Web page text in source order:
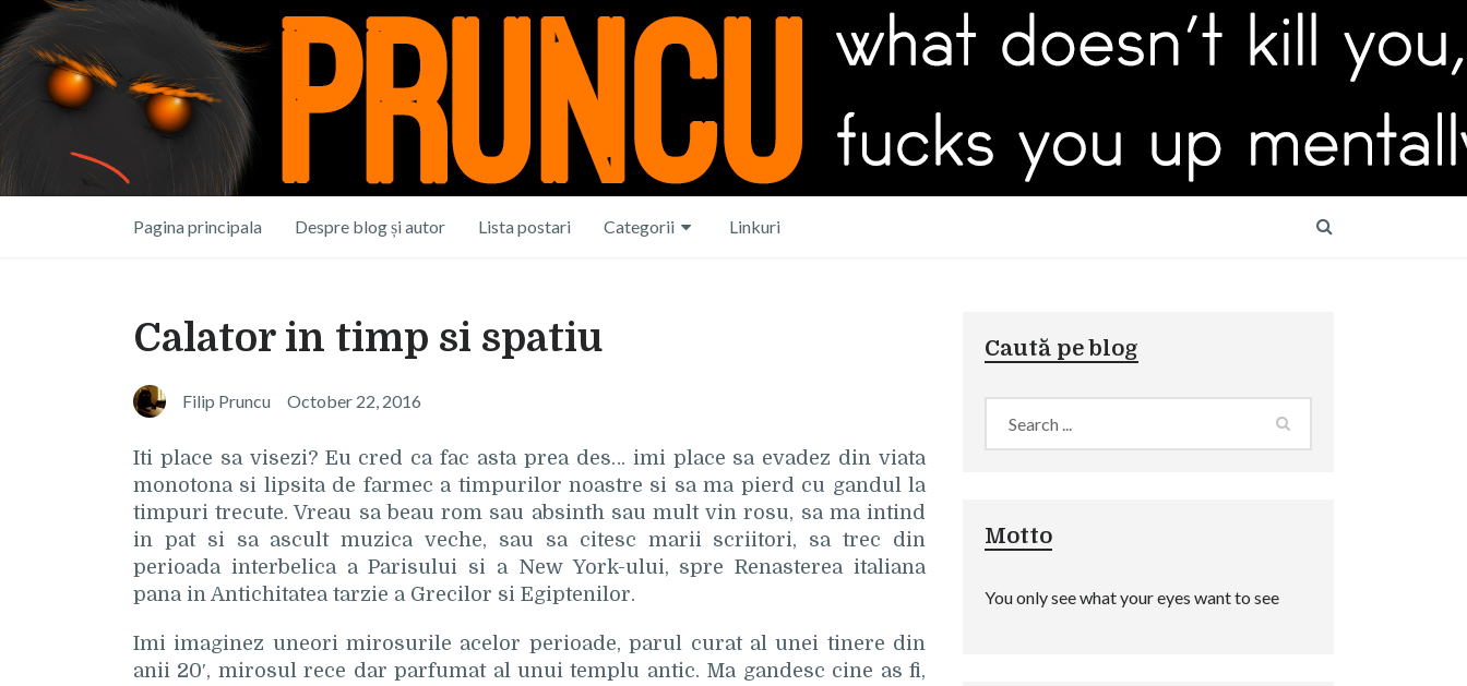
Pagina principala Despre blog și autor Lista postari Categorii Linkuri
Calator in timp si spatiu
Filip Pruncu October 22, 2016
Iti place sa visezi? Eu cred ca fac asta prea des… imi place sa evadez din viata
monotona si lipsita de farmec a timpurilor noastre si sa ma pierd cu gandul la
timpuri trecute. Vreau sa beau rom sau absinth sau mult vin rosu, sa ma intind
in pat si sa ascult muzica veche, sau sa citesc marii scriitori, sa trec din
perioada interbelica a Parisului si a New York-ului, spre Renasterea italiana
pana in Antichitatea tarzie a Grecilor si Egiptenilor.
Imi imaginez uneori mirosurile acelor perioade, parul curat al unei tinere din
anii 20′, mirosul rece dar parfumat al unui templu antic. Ma gandesc cine as fi,
Caută pe blog
Motto
You only see what your eyes want to see